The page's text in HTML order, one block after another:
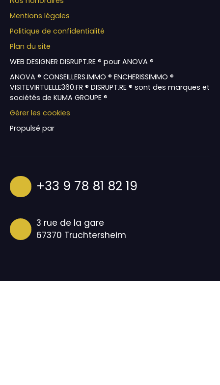
Mentions légales
Politique de confidentialité
Plan du site
WEB DESIGNER DISRUPT.RE ® pour ANOVA ®
ANOVA ® CONSEILLERS.IMMO ® ENCHERISSIMMO ®
VISITEVIRTUELLE360.FR ® DISRUPT.RE ® sont des marques et
sociétés de KUMA GROUPE ®
Gérer les cookies
Propulsé par
+33 9 78 81 82 19
3 rue de la gare
67370 Truchtersheim